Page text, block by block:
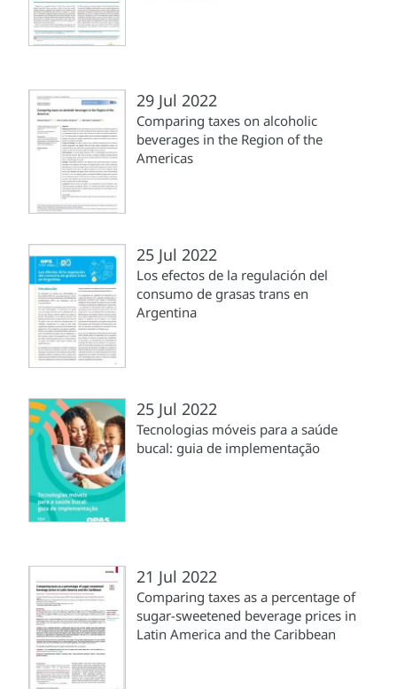
29 Jul 2022
Comparing taxes on alcoholic
beverages in the Region of the
Americas
25 Jul 2022
Los efectos de la regulación del
consumo de grasas trans en
Argentina
25 Jul 2022
Tecnologias móveis para a saúde
bucal: guia de implementação
21 Jul 2022
Comparing taxes as a percentage of
sugar-sweetened beverage prices in
Latin America and the Caribbean